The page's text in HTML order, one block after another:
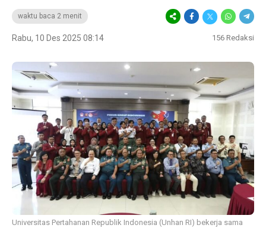
waktu baca 2 menit
Rabu, 10 Des 2025 08:14 156 Redaksi
Universitas Pertahanan Republik Indonesia (Unhan RI) bekerja sama